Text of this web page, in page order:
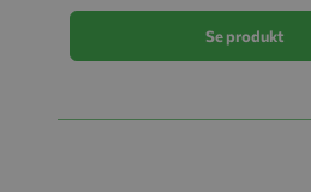
Se produkt